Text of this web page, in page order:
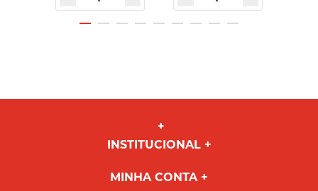
INSTITUCIONAL
MINHA CONTA